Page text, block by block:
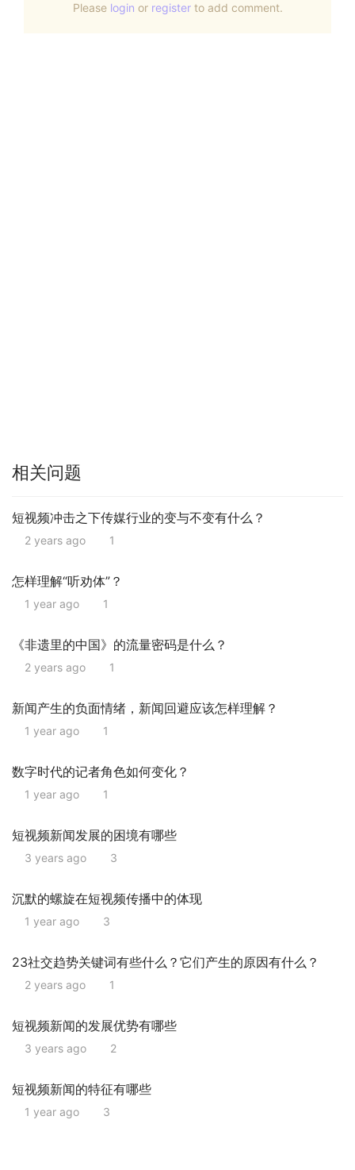
Please login or registerto add comment.
相关问题
短视频冲击之下传媒行业的变与不变有什么？
2 years ago 1
怎样理解“听劝体”？
1 year ago 1
《非遗里的中国》的流量密码是什么？
2 years ago 1
新闻产生的负面情绪，新闻回避应该怎样理解？
1 year ago 1
数字时代的记者角色如何变化？
1 year ago 1
短视频新闻发展的困境有哪些
3 years ago 3
沉默的螺旋在短视频传播中的体现
1 year ago 3
23社交趋势关键词有些什么？它们产生的原因有什么？
2 years ago 1
短视频新闻的发展优势有哪些
3 years ago 2
短视频新闻的特征有哪些
1 year ago 3